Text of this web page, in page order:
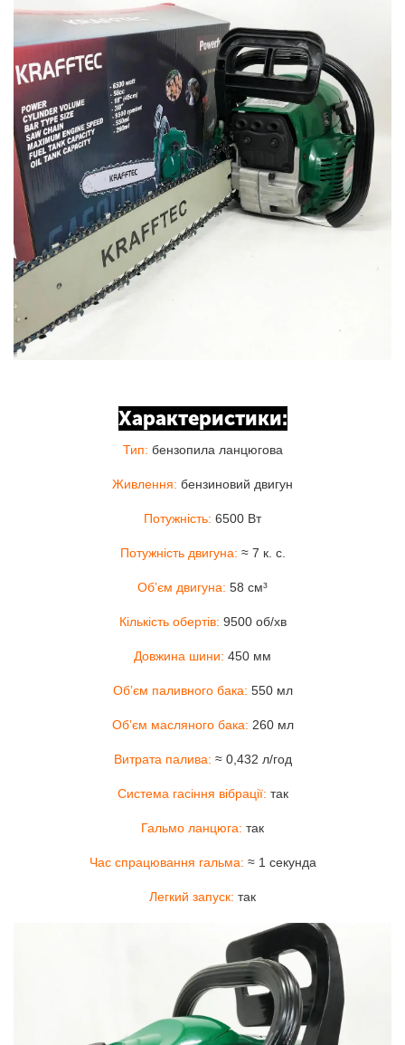
Характеристики:
Тип: бензопила ланцюгова
Живлення: бензиновий двигун
Потужність: 6500 Вт
Потужність двигуна: ≈ 7 к. с.
Обʼєм двигуна: 58 см³
Кількість обертів: 9500 об/хв
Довжина шини: 450 мм
Обʼєм паливного бака: 550 мл
Обʼєм масляного бака: 260 мл
Витрата палива: ≈ 0,432 л/год
Система гасіння вібрації: так
Гальмо ланцюга: так
Час спрацювання гальма: ≈ 1 секунда
Легкий запуск: так